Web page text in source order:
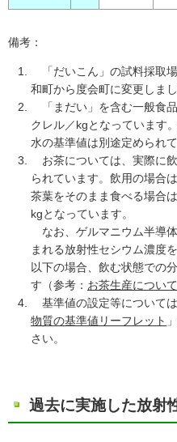
備考：
「だいこん」の試料採取
和町から度会町に変更しまし
「まだい」を含む一般食
クレル／kgとなっています
水の基準値は別途定められて
お茶については、実際に
られています。飲用の場合
茶葉をそのまま食べる場合
kgとなっています。
なお、ゲルマニウム半導
まれる放射性セシウム濃度
以下の場合、飲む状態での
す（参考： お茶生産につい
基準値の設定等について
物質の基準値リーフレット
さい。
過去に実施した放射